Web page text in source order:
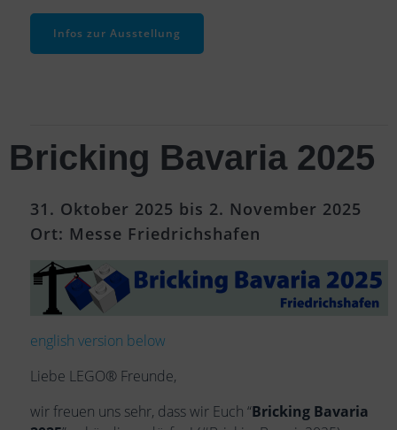
Infos zur Ausstellung
Bricking Bavaria 2025
31. Oktober 2025 bis 2. November 2025
Ort: Messe Friedrichshafen
english version below
Liebe LEGO® Freunde,
wir freuen uns sehr, dass wir Euch “Bricking Bavaria